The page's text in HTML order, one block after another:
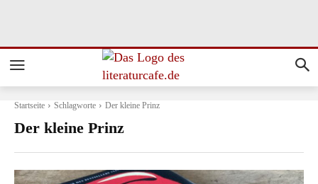
Startseite Schlagworte Der kleine Prinz
Der kleine Prinz